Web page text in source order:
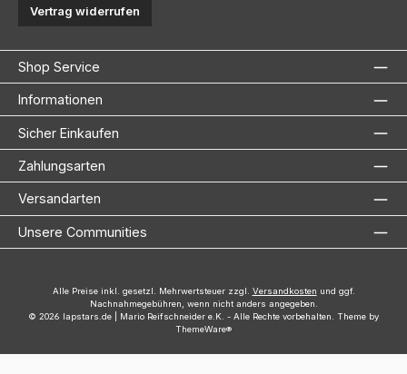
Vertrag widerrufen
Shop Service
Informationen
Sicher Einkaufen
Zahlungsarten
Versandarten
Unsere Communities
Alle Preise inkl. gesetzl. Mehrwertsteuer zzgl. Versandkosten und ggf.
Nachnahmegebühren, wenn nicht anders angegeben.
© 2026 lapstars.de | Mario Reifschneider e.K. - Alle Rechte vorbehalten. Theme by
ThemeWare®